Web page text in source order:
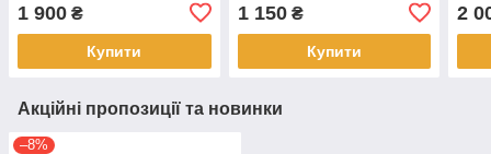
Ovale без кабеля 220V
1 900 ₴
Купити
Ovale без кабеля 220V
1 150₴
Купити
2
Акційні пропозиції та новинки
–8%